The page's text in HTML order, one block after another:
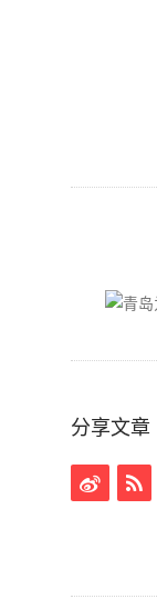
分享文章